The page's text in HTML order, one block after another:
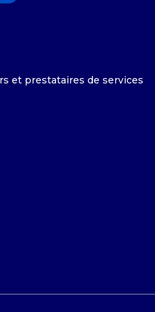
et prestataires de services